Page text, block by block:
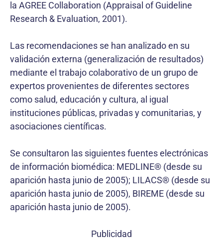
la AGREE Collaboration (Appraisal of Guideline
Research & Evaluation, 2001).
Las recomendaciones se han analizado en su
validación externa (generalización de resultados)
mediante el trabajo colaborativo de un grupo de
expertos provenientes de diferentes sectores
como salud, educación y cultura, al igual
instituciones públicas, privadas y comunitarias, y
asociaciones científicas.
Se consultaron las siguientes fuentes electrónicas
de información biomédica: MEDLINE® (desde su
aparición hasta junio de 2005); LILACS® (desde su
aparición hasta junio de 2005), BIREME (desde su
aparición hasta junio de 2005).
Publicidad